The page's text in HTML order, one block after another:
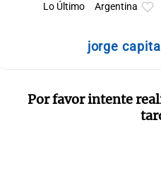
Lo Último Argentina
jorge
Por favor intente